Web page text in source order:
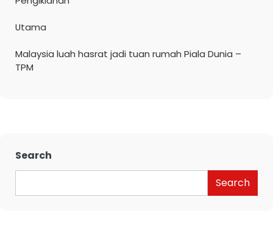
Utama
Malaysia luah hasrat jadi tuan rumah Piala Dunia –
TPM
Search
Search